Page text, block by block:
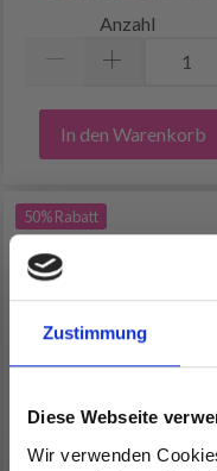
Zustimmung
Diese Webseite
Wir verwenden
Anzahl
In den Warenkorb
50% Rabatt